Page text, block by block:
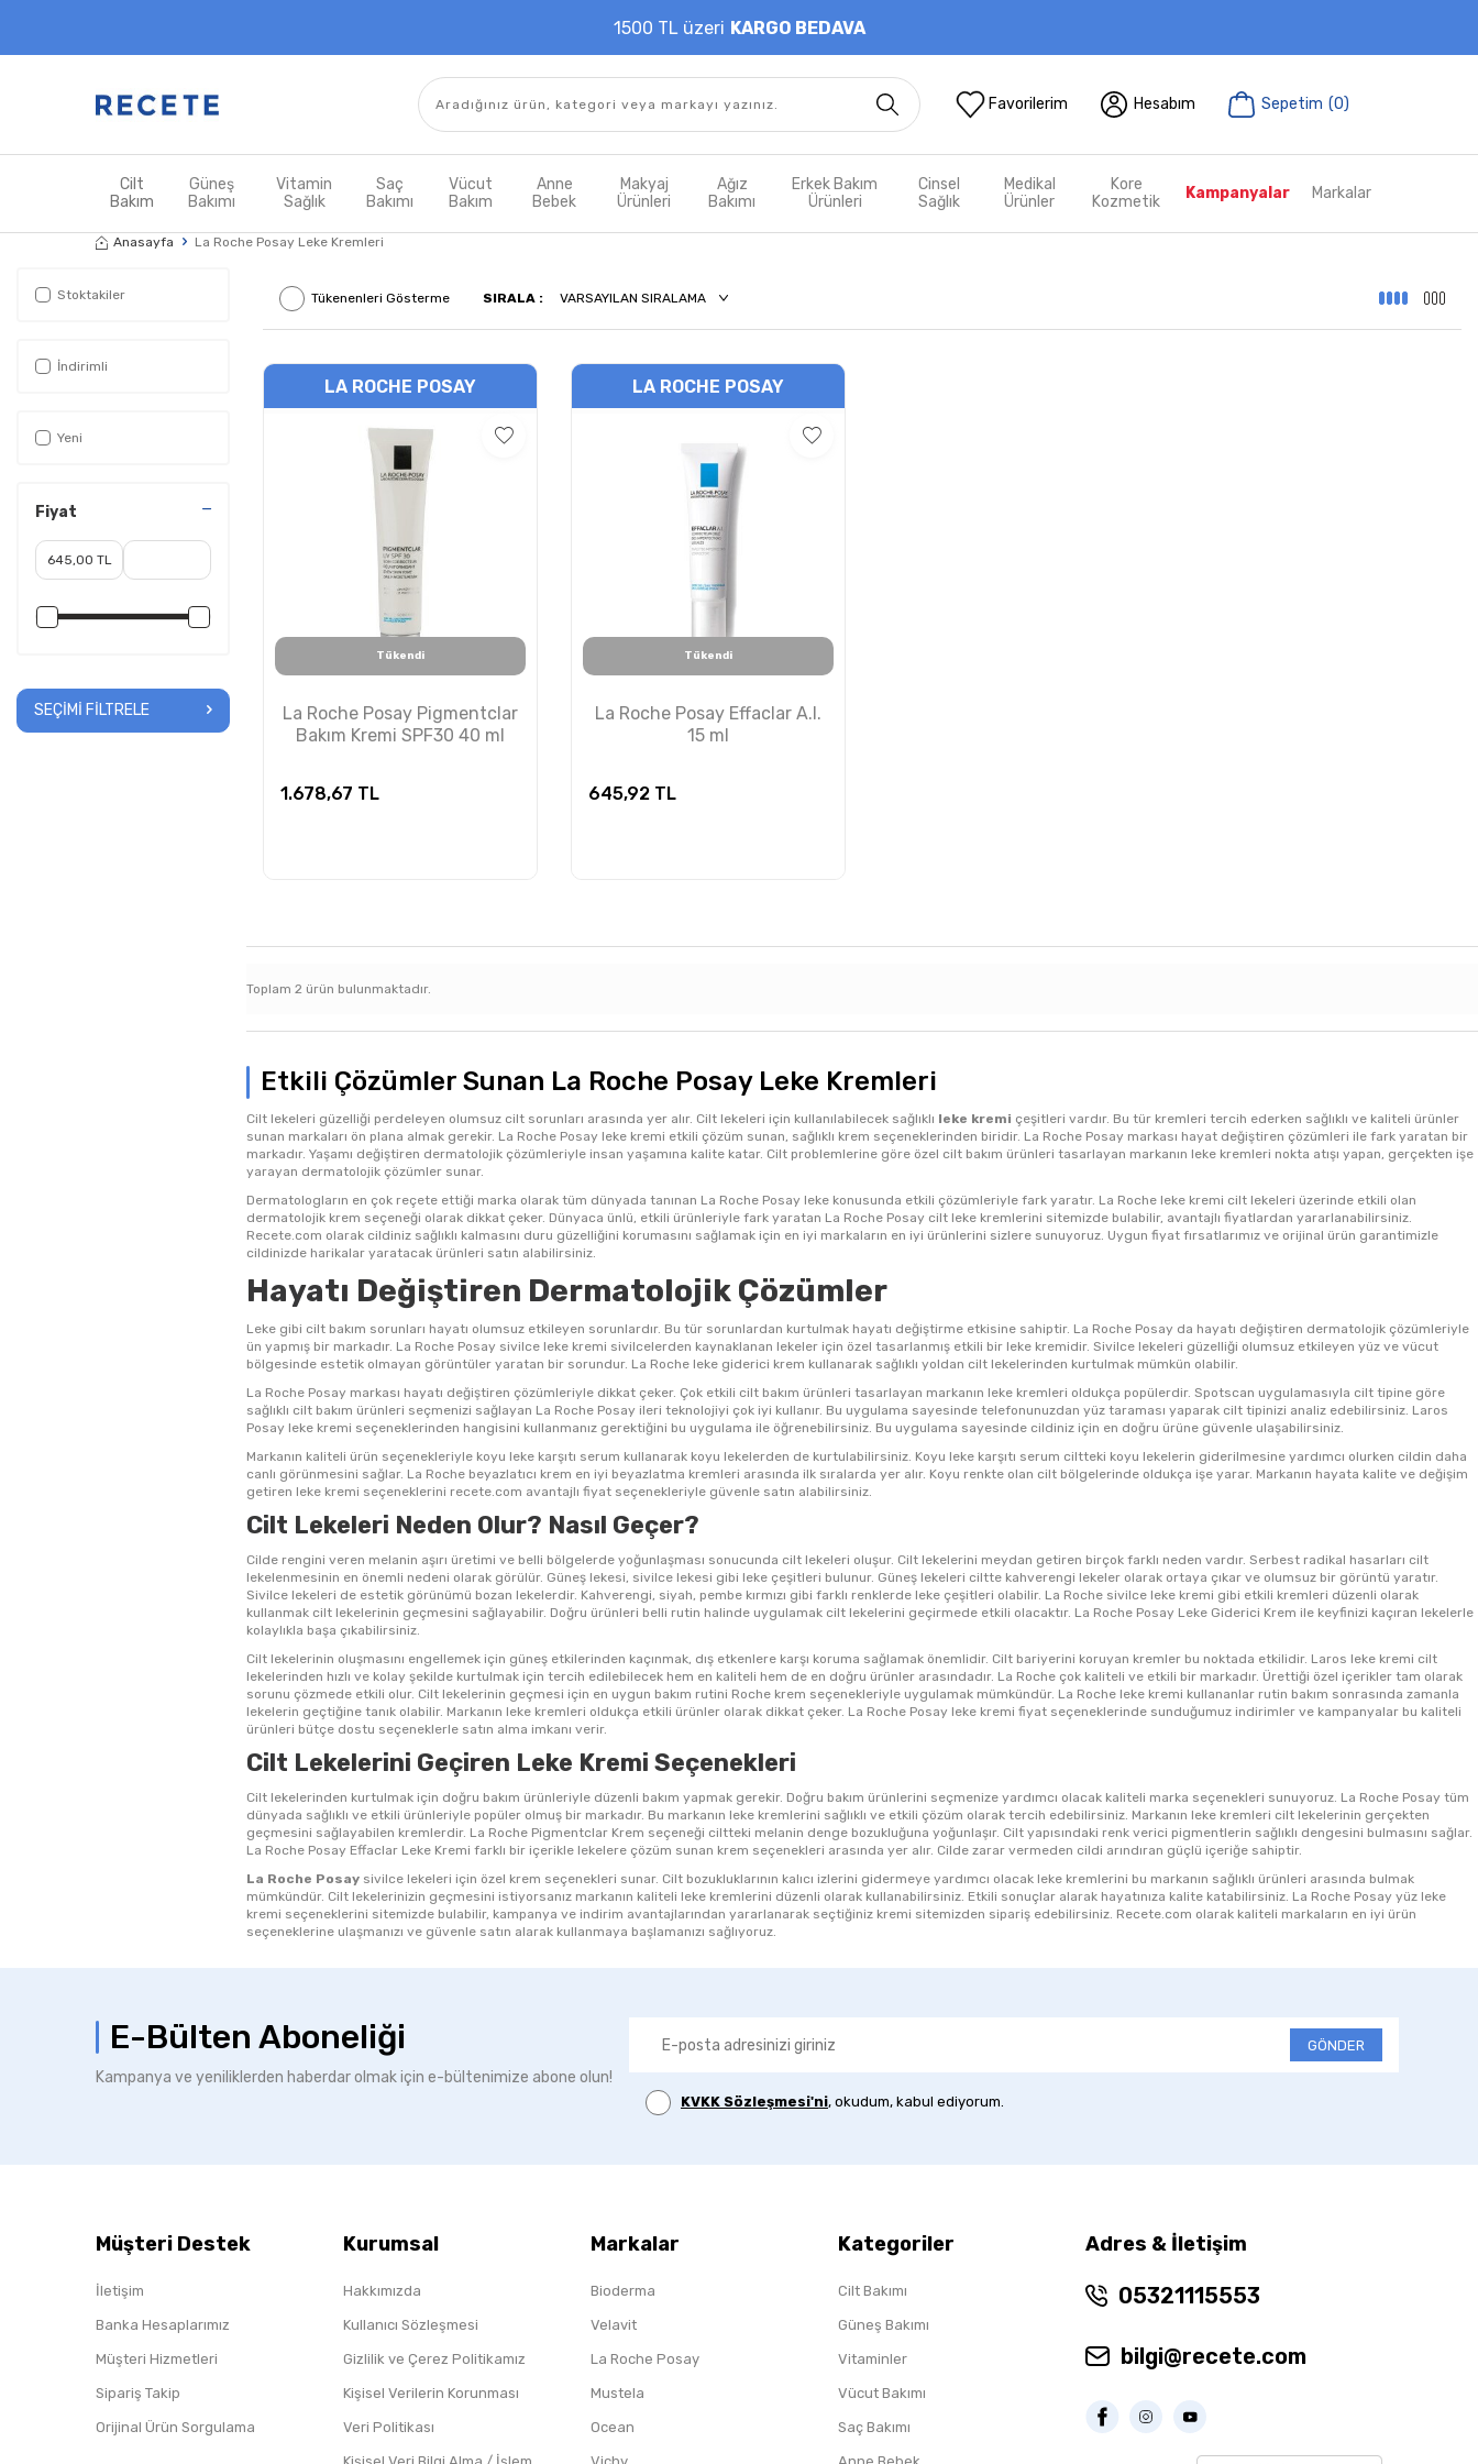
1500 TL üzeri KARGO BEDAVA
Favorilerim Hesabım Sepetim (0)
Cilt
Bakım
Güneş
Bakımı
Vitamin
Sağlık
Saç
Bakımı
Vücut
Bakım
Anne
Bebek
Makyaj
Ürünleri
Ağız
Bakımı
Erkek Bakım
Ürünleri
Cinsel
Sağlık
Medikal
Ürünler
Kore
Kozmetik
Kampanyalar Markalar
Anasayfa La Roche Posay Leke Kremleri
Stoktakiler
İndirimli
Yeni
Fiyat
SEÇIMI FILTRELE
Tükenenleri Gösterme SIRALA :
LA ROCHE POSAY
Tükendi
La Roche Posay Pigmentclar
Bakım Kremi SPF30 40 ml
1.678,67 TL
LA ROCHE POSAY
Tükendi
La Roche Posay Effaclar A.I.
15 ml
645,92 TL
Toplam 2 ürün bulunmaktadır.
Etkili Çözümler Sunan La Roche Posay Leke Kremleri
Cilt lekeleri güzelliği perdeleyen olumsuz cilt sorunları arasında yer alır. Cilt lekeleri için kullanılabilecek sağlıklı leke kremi çeşitleri vardır. Bu tür kremleri tercih ederken sağlıklı ve kaliteli ürünler
sunan markaları ön plana almak gerekir. La Roche Posay leke kremi etkili çözüm sunan, sağlıklı krem seçeneklerinden biridir. La Roche Posay markası hayat değiştiren çözümleri ile fark yaratan bir
markadır. Yaşamı değiştiren dermatolojik çözümleriyle insan yaşamına kalite katar. Cilt problemlerine göre özel cilt bakım ürünleri tasarlayan markanın leke kremleri nokta atışı yapan, gerçekten işe
yarayan dermatolojik çözümler sunar.
Dermatologların en çok reçete ettiği marka olarak tüm dünyada tanınan La Roche Posay leke konusunda etkili çözümleriyle fark yaratır. La Roche leke kremi cilt lekeleri üzerinde etkili olan
dermatolojik krem seçeneği olarak dikkat çeker. Dünyaca ünlü, etkili ürünleriyle fark yaratan La Roche Posay cilt leke kremlerini sitemizde bulabilir, avantajlı fiyatlardan yararlanabilirsiniz.
Recete.com olarak cildiniz sağlıklı kalmasını duru güzelliğini korumasını sağlamak için en iyi markaların en iyi ürünlerini sizlere sunuyoruz. Uygun fiyat fırsatlarımız ve orijinal ürün garantimizle
cildinizde harikalar yaratacak ürünleri satın alabilirsiniz.
Hayatı Değiştiren Dermatolojik Çözümler
Leke gibi cilt bakım sorunları hayatı olumsuz etkileyen sorunlardır. Bu tür sorunlardan kurtulmak hayatı değiştirme etkisine sahiptir. La Roche Posay da hayatı değiştiren dermatolojik çözümleriyle
ün yapmış bir markadır. La Roche Posay sivilce leke kremi sivilcelerden kaynaklanan lekeler için özel tasarlanmış etkili bir leke kremidir. Sivilce lekeleri güzelliği olumsuz etkileyen yüz ve vücut
bölgesinde estetik olmayan görüntüler yaratan bir sorundur. La Roche leke giderici krem kullanarak sağlıklı yoldan cilt lekelerinden kurtulmak mümkün olabilir.
La Roche Posay markası hayatı değiştiren çözümleriyle dikkat çeker. Çok etkili cilt bakım ürünleri tasarlayan markanın leke kremleri oldukça popülerdir. Spotscan uygulamasıyla cilt tipine göre
sağlıklı cilt bakım ürünleri seçmenizi sağlayan La Roche Posay ileri teknolojiyi çok iyi kullanır. Bu uygulama sayesinde telefonunuzdan yüz taraması yaparak cilt tipinizi analiz edebilirsiniz. Laros
Posay leke kremi seçeneklerinden hangisini kullanmanız gerektiğini bu uygulama ile öğrenebilirsiniz. Bu uygulama sayesinde cildiniz için en doğru ürüne güvenle ulaşabilirsiniz.
Markanın kaliteli ürün seçenekleriyle koyu leke karşıtı serum kullanarak koyu lekelerden de kurtulabilirsiniz. Koyu leke karşıtı serum ciltteki koyu lekelerin giderilmesine yardımcı olurken cildin daha
canlı görünmesini sağlar. La Roche beyazlatıcı krem en iyi beyazlatma kremleri arasında ilk sıralarda yer alır. Koyu renkte olan cilt bölgelerinde oldukça işe yarar. Markanın hayata kalite ve değişim
getiren leke kremi seçeneklerini recete.com avantajlı fiyat seçenekleriyle güvenle satın alabilirsiniz.
Cilt Lekeleri Neden Olur? Nasıl Geçer?
Cilde rengini veren melanin aşırı üretimi ve belli bölgelerde yoğunlaşması sonucunda cilt lekeleri oluşur. Cilt lekelerini meydan getiren birçok farklı neden vardır. Serbest radikal hasarları cilt
lekelenmesinin en önemli nedeni olarak görülür. Güneş lekesi, sivilce lekesi gibi leke çeşitleri bulunur. Güneş lekeleri ciltte kahverengi lekeler olarak ortaya çıkar ve olumsuz bir görüntü yaratır.
Sivilce lekeleri de estetik görünümü bozan lekelerdir. Kahverengi, siyah, pembe kırmızı gibi farklı renklerde leke çeşitleri olabilir. La Roche sivilce leke kremi gibi etkili kremleri düzenli olarak
kullanmak cilt lekelerinin geçmesini sağlayabilir. Doğru ürünleri belli rutin halinde uygulamak cilt lekelerini geçirmede etkili olacaktır. La Roche Posay Leke Giderici Krem ile keyfinizi kaçıran lekelerle
kolaylıkla başa çıkabilirsiniz.
Cilt lekelerinin oluşmasını engellemek için güneş etkilerinden kaçınmak, dış etkenlere karşı koruma sağlamak önemlidir. Cilt bariyerini koruyan kremler bu noktada etkilidir. Laros leke kremi cilt
lekelerinden hızlı ve kolay şekilde kurtulmak için tercih edilebilecek hem en kaliteli hem de en doğru ürünler arasındadır. La Roche çok kaliteli ve etkili bir markadır. Ürettiği özel içerikler tam olarak
sorunu çözmede etkili olur. Cilt lekelerinin geçmesi için en uygun bakım rutini Roche krem seçenekleriyle uygulamak mümkündür. La Roche leke kremi kullananlar rutin bakım sonrasında zamanla
lekelerin geçtiğine tanık olabilir. Markanın leke kremleri oldukça etkili ürünler olarak dikkat çeker. La Roche Posay leke kremi fiyat seçeneklerinde sunduğumuz indirimler ve kampanyalar bu kaliteli
ürünleri bütçe dostu seçeneklerle satın alma imkanı verir.
Cilt Lekelerini Geçiren Leke Kremi Seçenekleri
Cilt lekelerinden kurtulmak için doğru bakım ürünleriyle düzenli bakım yapmak gerekir. Doğru bakım ürünlerini seçmenize yardımcı olacak kaliteli marka seçenekleri sunuyoruz. La Roche Posay tüm
dünyada sağlıklı ve etkili ürünleriyle popüler olmuş bir markadır. Bu markanın leke kremlerini sağlıklı ve etkili çözüm olarak tercih edebilirsiniz. Markanın leke kremleri cilt lekelerinin gerçekten
geçmesini sağlayabilen kremlerdir. La Roche Pigmentclar Krem seçeneği ciltteki melanin denge bozukluğuna yoğunlaşır. Cilt yapısındaki renk verici pigmentlerin sağlıklı dengesini bulmasını sağlar.
La Roche Posay Effaclar Leke Kremi farklı bir içerikle lekelere çözüm sunan krem seçenekleri arasında yer alır. Cilde zarar vermeden cildi arındıran güçlü içeriğe sahiptir.
La Roche Posay sivilce lekeleri için özel krem seçenekleri sunar. Cilt bozukluklarının kalıcı izlerini gidermeye yardımcı olacak leke kremlerini bu markanın sağlıklı ürünleri arasında bulmak
mümkündür. Cilt lekelerinizin geçmesini istiyorsanız markanın kaliteli leke kremlerini düzenli olarak kullanabilirsiniz. Etkili sonuçlar alarak hayatınıza kalite katabilirsiniz. La Roche Posay yüz leke
kremi seçeneklerini sitemizde bulabilir, kampanya ve indirim avantajlarından yararlanarak seçtiğiniz kremi sitemizden sipariş edebilirsiniz. Recete.com olarak kaliteli markaların en iyi ürün
seçeneklerine ulaşmanızı ve güvenle satın alarak kullanmaya başlamanızı sağlıyoruz.
E-Bülten Aboneliği
Kampanya ve yeniliklerden haberdar olmak için e-bültenimize abone olun!
GÖNDER
KVKK Sözleşmesi'ni, okudum, kabul ediyorum.
Müşteri Destek
İletişim
Banka Hesaplarımız
Müşteri Hizmetleri
Sipariş Takip
Orijinal Ürün Sorgulama
Kurumsal
Hakkımızda
Kullanıcı Sözleşmesi
Gizlilik ve Çerez Politikamız
Kişisel Verilerin Korunması
Veri Politikası
Markalar
Bioderma
Velavit
La Roche Posay
Mustela
Ocean
Kategoriler
Cilt Bakımı
Güneş Bakımı
Vitaminler
Vücut Bakımı
Saç Bakımı
Adres & İletişim
05321115553
bilgi@recete.com